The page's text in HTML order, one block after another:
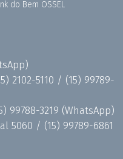
do Bem OSSEL
2102-5110 / (15) 99789-
99788-3219 (WhatsApp)
5060 / (15) 99789-6861